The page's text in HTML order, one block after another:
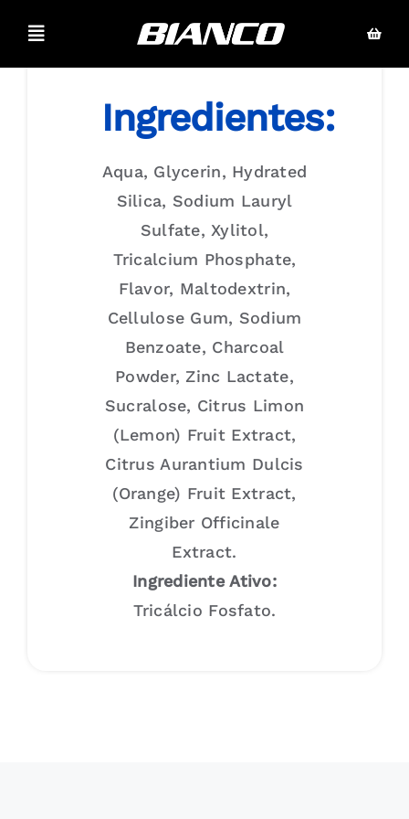
content
Toggle
Navigation
Linha Carbon
Pro Clinical
Linha Bianco Kids
Tecnologia
Sustentabilidade
Contato
Ingredientes:
Aqua, Glycerin, Hydrated
Silica, Sodium Lauryl
Sulfate, Xylitol,
Tricalcium Phosphate,
Flavor, Maltodextrin,
Cellulose Gum, Sodium
Benzoate, Charcoal
Powder, Zinc Lactate,
Sucralose, Citrus Limon
(Lemon) Fruit Extract,
Citrus Aurantium Dulcis
(Orange) Fruit Extract,
Zingiber Officinale
Extract.
Ingrediente Ativo:
Tricálcio Fosfato.